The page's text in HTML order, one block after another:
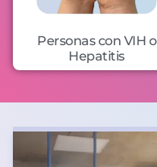
Personas con VIH o
Hepatitis